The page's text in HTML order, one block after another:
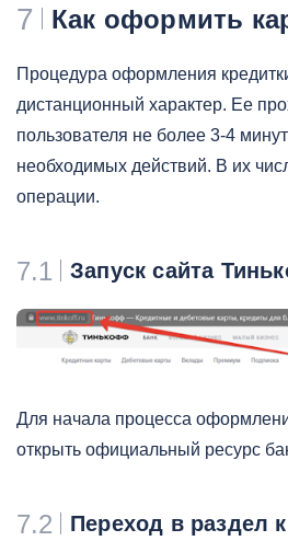
7 Как оформить
Процедура оформления
дистанционный характер. Ее
пользователя не более 3-4
необходимых действий. В их
операции.
7.1 Запуск сайта
Для начала процесса
открыть официальный ресурс
7.2 Переход в раздел